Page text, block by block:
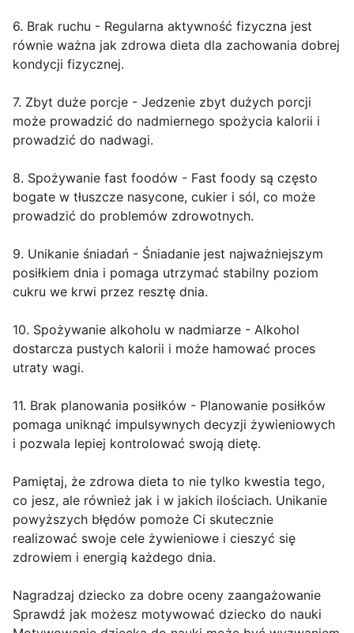
6. Brak ruchu - Regularna aktywność fizyczna jest
równie ważna jak zdrowa dieta dla zachowania dobrej
kondycji fizycznej.
7. Zbyt duże porcje - Jedzenie zbyt dużych porcji
może prowadzić do nadmiernego spożycia kalorii i
prowadzić do nadwagi.
8. Spożywanie fast foodów - Fast foody są często
bogate w tłuszcze nasycone, cukier i sól, co może
prowadzić do problemów zdrowotnych.
9. Unikanie śniadań - Śniadanie jest najważniejszym
posiłkiem dnia i pomaga utrzymać stabilny poziom
cukru we krwi przez resztę dnia.
10. Spożywanie alkoholu w nadmiarze - Alkohol
dostarcza pustych kalorii i może hamować proces
utraty wagi.
11. Brak planowania posiłków - Planowanie posiłków
pomaga uniknąć impulsywnych decyzji żywieniowych
i pozwala lepiej kontrolować swoją dietę.
Pamiętaj, że zdrowa dieta to nie tylko kwestia tego,
co jesz, ale również jak i w jakich ilościach. Unikanie
powyższych błędów pomoże Ci skutecznie
realizować swoje cele żywieniowe i cieszyć się
zdrowiem i energią każdego dnia.
Nagradzaj dziecko za dobre oceny zaangażowanie
Sprawdź jak możesz motywować dziecko do nauki